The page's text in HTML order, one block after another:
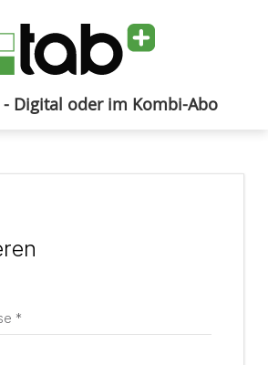
- Digital oder im Kombi-Abo